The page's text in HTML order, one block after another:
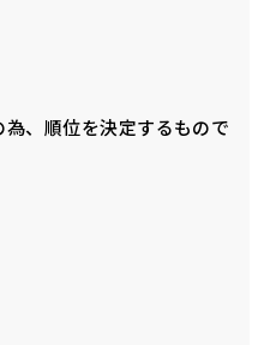
、順位を決定するもので